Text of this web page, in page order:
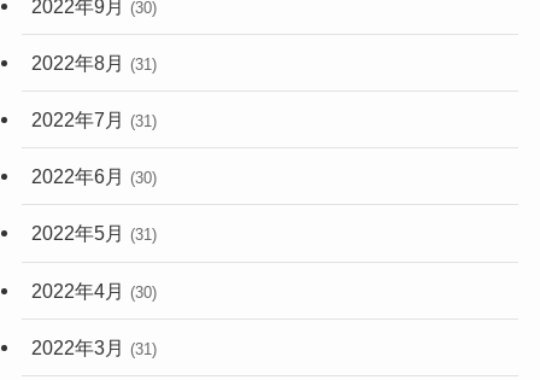
2022年9月 (30)
2022年8月 (31)
2022年7月 (31)
2022年6月 (30)
2022年5月 (31)
2022年4月 (30)
2022年3月 (31)